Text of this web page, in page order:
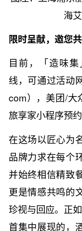
海
限时呈献，邀您
目前，「造味
线，可通过活动
com），美团/大
旅享家小程序预约
在这场以匠心为
品牌力求在每个
并始终相信精致
更是情感共鸣的
珍视与回应。正
首集中展现的，